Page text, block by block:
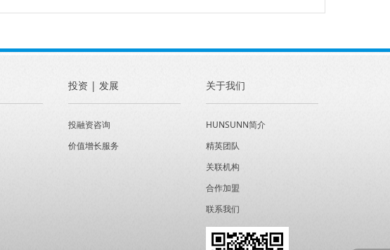
投资 | 发展
投融资咨询
价值增长服务
关于我们
HUNSUNN简介
精英团队
关联机构
合作加盟
联系我们